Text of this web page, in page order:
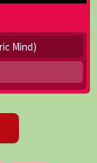
Mind)